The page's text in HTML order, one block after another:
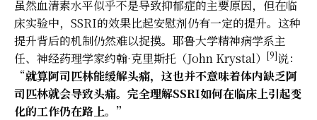
虽然血清素水平似乎不是导致抑郁症的主要原因，但在临
床实验中，SSRI的效果比起安慰剂仍有一定的提升。这种
提升背后的机制仍然难以捉摸。耶鲁大学精神病学系主
任、神经药理学家约翰·克里斯托（John Krystal） [9]说：
“就算阿司匹林能缓解头痛，这也并不意味着体内缺乏阿
司匹林就会导致头痛。完全理解SSRI如何在临床上引起变
化的工作仍在路上。”